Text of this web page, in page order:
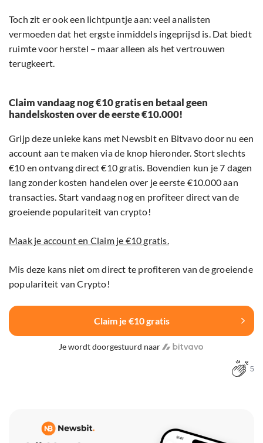
Toch zit er ook een lichtpuntje aan: veel analisten
vermoeden dat het ergste inmiddels ingeprijsd is. Dat biedt
ruimte voor herstel – maar alleen als het vertrouwen
terugkeert.
Claim vandaag nog €10 gratis en betaal geen
handelskosten over de eerste €10.000!
Grijp deze unieke kans met Newsbit en Bitvavo door nu een
account aan te maken via de knop hieronder. Stort slechts
€10 en ontvang direct €10 gratis. Bovendien kun je 7 dagen
lang zonder kosten handelen over je eerste €10.000 aan
transacties. Start vandaag nog en profiteer direct van de
groeiende populariteit van crypto!
Maak je account en Claim je €10 gratis.
Mis deze kans niet om direct te profiteren van de groeiende
populariteit van Crypto!
Claim je €10 gratis
Je wordt doorgestuurd naar
5